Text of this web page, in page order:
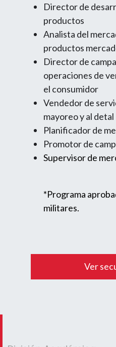
Director de
productos
Analista del
productos
Director de
operaciones de
el consumidor
Vendedor de
mayoreo y al detal
Planificador de
Promotor de
Supervisor de
*Programa
militares.
Ver